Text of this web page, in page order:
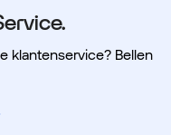
klantenservice? Bellen